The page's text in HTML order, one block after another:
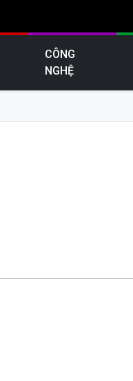
CÔNG
NGHỆ